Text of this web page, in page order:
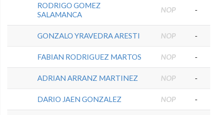
RODRIGO GOMEZ
SALAMANCA
NOP -
GONZALO YRAVEDRA ARESTI NOP -
FABIAN RODRIGUEZ MARTOS NOP -
ADRIAN ARRANZ MARTINEZ NOP -
DARIO JAEN GONZALEZ NOP -